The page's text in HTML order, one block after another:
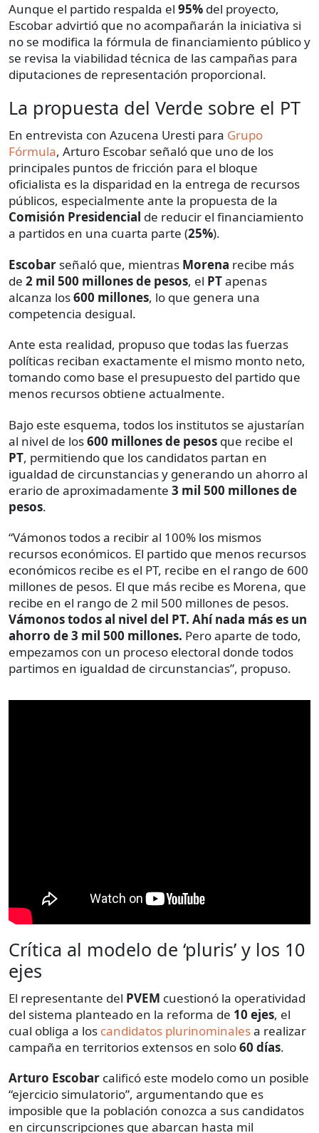
Aunque el partido respalda el 95% del proyecto,
Escobar advirtió que no acompañarán la iniciativa si
no se modifica la fórmula de financiamiento público y
se revisa la viabilidad técnica de las campañas para
diputaciones de representación proporcional.
La propuesta del Verde sobre el PT
En entrevista con Azucena Uresti para Grupo
Fórmula, Arturo Escobar señaló que uno de los
principales puntos de fricción para el bloque
oficialista es la disparidad en la entrega de recursos
públicos, especialmente ante la propuesta de la
Comisión Presidencial de reducir el financiamiento
a partidos en una cuarta parte (25%).
Escobar señaló que, mientras Morena recibe más
de 2 mil 500 millones de pesos, el PTapenas
alcanza los600 millones, lo que genera una
competencia desigual.
Ante esta realidad, propuso que todas las fuerzas
políticas reciban exactamente el mismo monto neto,
tomando como base el presupuesto del partido que
menos recursos obtiene actualmente.
Bajo este esquema, todos los institutos se ajustarían
al nivel de los600 millones de pesos que recibe el
PT, permitiendo que los candidatos partan en
igualdad de circunstancias y generando un ahorro al
erario de aproximadamente 3 mil 500 millones de
pesos.
“Vámonos todos a recibir al 100% los mismos
recursos económicos. El partido que menos recursos
económicos recibe es el PT, recibe en el rango de 600
millones de pesos. El que más recibe es Morena, que
recibe en el rango de 2 mil 500 millones de pesos.
Vámonos todos al nivel del PT. Ahí nada más es un
ahorro de 3 mil 500 millones. Pero aparte de todo,
empezamos con un proceso electoral donde todos
partimos en igualdad de circunstancias”, propuso.
Crítica al modelo de ‘pluris’ y los 10
ejes
El representante del PVEM cuestionó la operatividad
del sistema planteado en la reforma de 10 ejes, el
cual obliga a los candidatos plurinominalesa realizar
campaña en territorios extensos en solo60 días.
Arturo Escobar calificó este modelo como un posible
“ejercicio simulatorio”, argumentando que es
imposible que la población conozca a sus candidatos
en circunscripciones que abarcan hasta mil